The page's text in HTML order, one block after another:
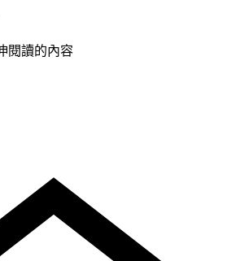
閱讀的內容